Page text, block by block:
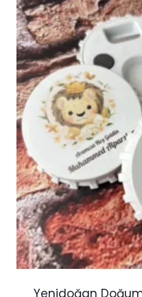
Yenidoğan